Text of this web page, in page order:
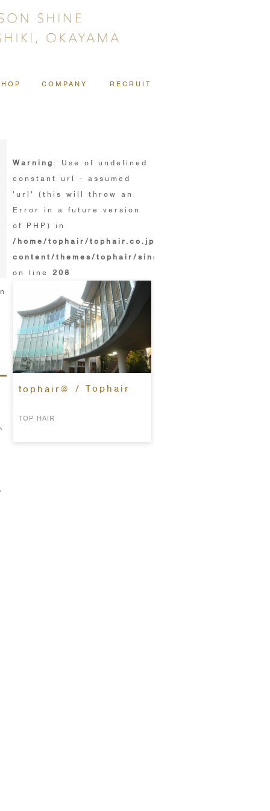
COMPANY RECRUIT
Warning : Use of undefined
constant url - assumed
'url' (this will throw an
Error in a future version
of PHP) in
/home/tophair/tophair.co.jp/public_html/wp/wp-
content/themes/tophair/single.php
on line 208
tophair@ / Tophair
TOP HAIR